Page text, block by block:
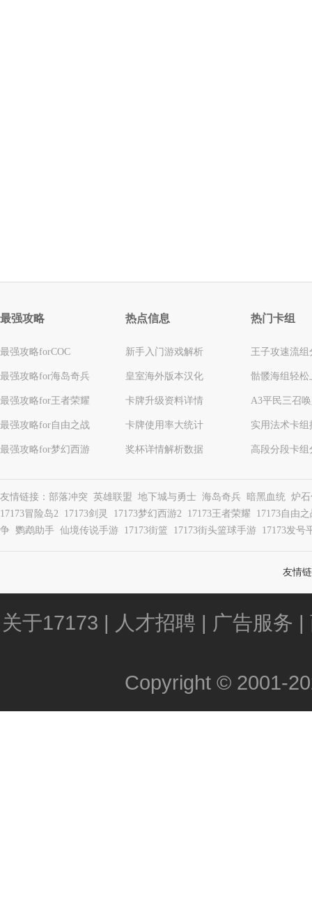
最强攻略
最强攻略forCOC
最强攻略for海岛奇兵
最强攻略for王者荣耀
最强攻略for自由之战
最强攻略for梦幻西游
热点信息
新手入门游戏解析
皇室海外版本汉化
卡牌升级资料详情
卡牌使用率大统计
奖杯详情解析数据
热门卡组
王子攻速流组
骷髅海组轻松
A3平民三召
实用法术卡组
高段分段卡组
友情链接： 部落冲突 英雄联盟 地下城与勇士 海岛奇兵 暗黑血统 炉
17173冒险岛2
17173剑灵 17173梦幻西游2 17173王者荣耀
17173自由
争
鹦鹉助手 仙境传说手游 17173街篮 17173街头篮球手游 17173发号
友情
关于17173 | 人才招聘 | 广告服务 |
Copyright © 2001-